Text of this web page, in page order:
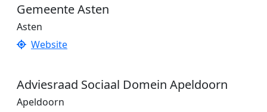
Gemeente Asten
Asten
Website
Adviesraad Sociaal Domein Apeldoorn
Apeldoorn